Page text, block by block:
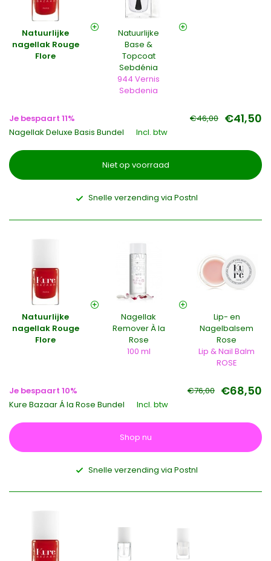
Natuurlijke
nagellak Rouge
Flore
Natuurlijke
Base &
Topcoat
Sebdénia
944 Vernis
Sebdenia
Je bespaart 11% €46,00 €41,50
Nagellak Deluxe Basis Bundel Incl. btw
Niet op voorraad
Snelle verzending via Postnl
Natuurlijke
nagellak Rouge
Flore
Nagellak
Remover À la
Rose
100 ml
Lip- en
Nagelbalsem
Rose
Lip & Nail Balm
ROSE
Je bespaart 10% €76,00 €68,50
Kure Bazaar Á la Rose Bundel Incl. btw
Shop nu
Snelle verzending via Postnl